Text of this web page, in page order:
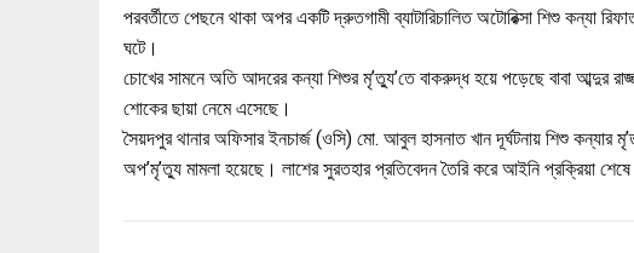
পরবর্তীতে পেছনে থাকা অপর একটি দ্রুতগামী ব্যাটারিচালিত অটোরিক্সা শিশু কন্যা
ঘটে।
চোখের সামনে অতি আদরের কন্যা শিশুর মৃ’ত্যু’তে বাকরুদ্ধ হয়ে পড়েছে বাবা আব্দুর
শোকের ছায়া নেমে এসেছে।
সৈয়দপুর থানার অফিসার ইনচার্জ (ওসি) মো. আবুল হাসনাত খান দূর্ঘটনায় শিশু কন্যার
অপ’মৃ’ত্যু মামলা হয়েছে। লাশের সুরতহার প্রতিবেদন তৈরি করে আইনি প্রক্রিয়া